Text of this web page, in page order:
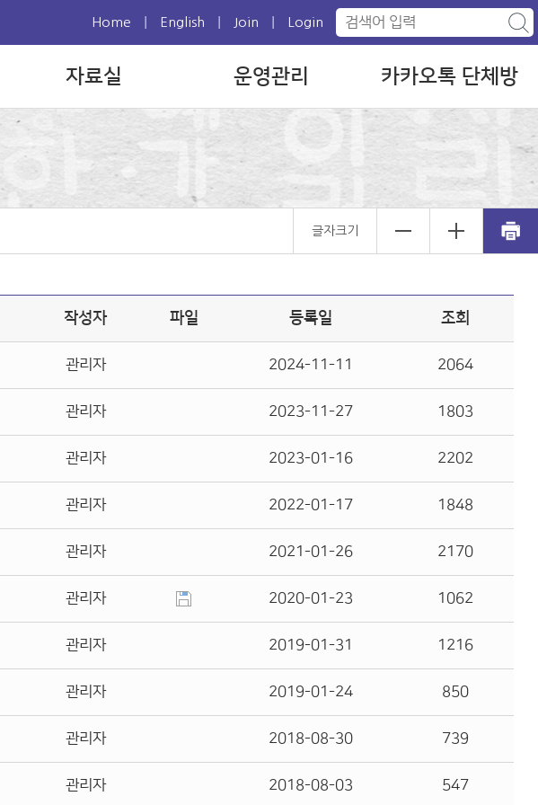
Home English Join Login
자료실 운영관리 카카오톡 단체방
글자크기
작성자 파일 등록일 조회
관리자 2024-11-11 2064
관리자 2023-11-27 1803
관리자 2023-01-16 2202
관리자 2022-01-17 1848
관리자 2021-01-26 2170
관리자 2020-01-23 1062
관리자 2019-01-31 1216
관리자 2019-01-24 850
관리자 2018-08-30 739
관리자 2018-08-03 547